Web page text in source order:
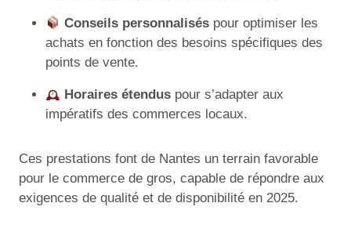
Conseils personnalisés pour optimiser les
achats en fonction des besoins spécifiques des
points de vente.
Horaires étendus pour s’adapter aux
impératifs des commerces locaux.
Ces prestations font de Nantes un terrain favorable
pour le commerce de gros, capable de répondre aux
exigences de qualité et de disponibilité en 2025.